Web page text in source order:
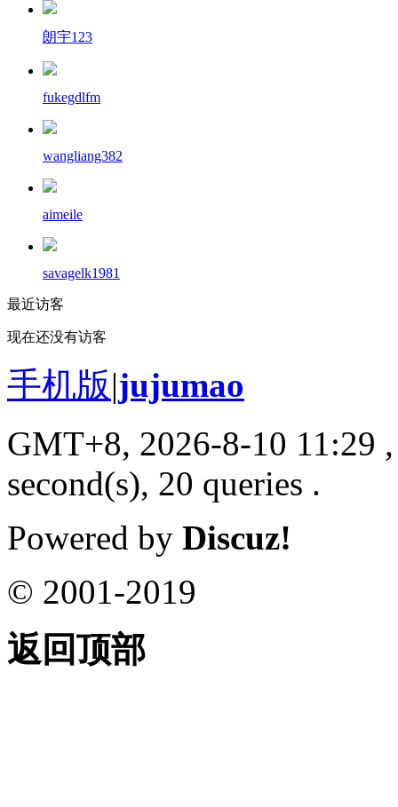
朗宇123
fukegdlfm
wangliang382
aimeile
savagelk1981
最近访客
现在还没有访客
手机版|jujumao
GMT+8, 2026-8-10 11:29
second(s), 20 queries .
Powered by Discuz!
© 2001-2019
返回顶部